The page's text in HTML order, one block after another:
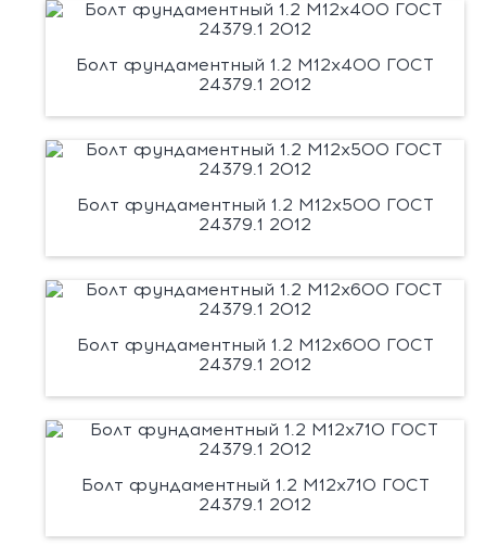
Болт фундаментный 1.2 М12х400 ГОСТ
24379.1 2012
Болт фундаментный 1.2 М12х500 ГОСТ
24379.1 2012
Болт фундаментный 1.2 М12х600 ГОСТ
24379.1 2012
Болт фундаментный 1.2 М12х710 ГОСТ
24379.1 2012